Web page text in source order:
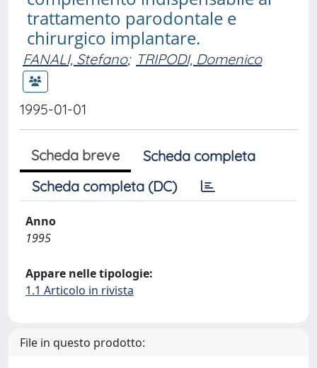
trattamento parodontale e
chirurgico implantare.
FANALI, Stefano; TRIPODI, Domenico
1995-01-01
Scheda breve
Scheda completa
Scheda completa (DC)
Anno
1995
Appare nelle tipologie:
1.1 Articolo in rivista
File in questo prodotto: